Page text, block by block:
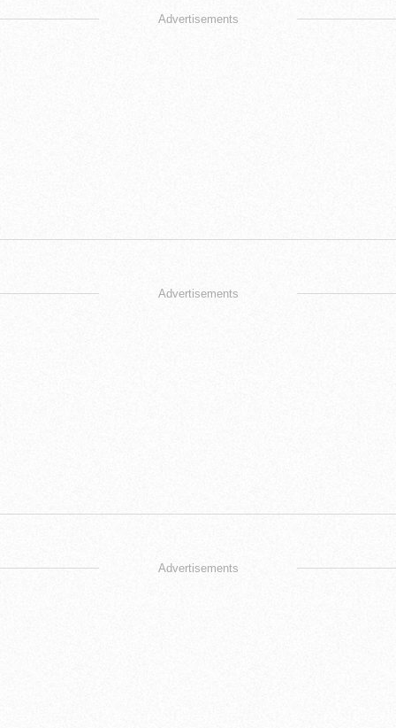
Advertisements
Advertisements
Advertisements